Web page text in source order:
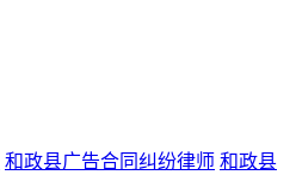
和政县广告合同纠纷律师 和政县